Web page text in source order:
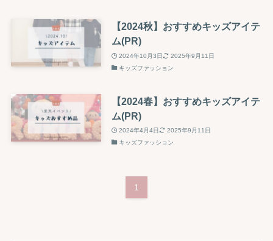
【2024秋】おすすめキッズアイテ
ム(PR)
2024年10月3日
2025年9月11日
キッズファッション
【2024春】おすすめキッズアイテ
ム(PR)
2024年4月4日
2025年9月11日
キッズファッション
1